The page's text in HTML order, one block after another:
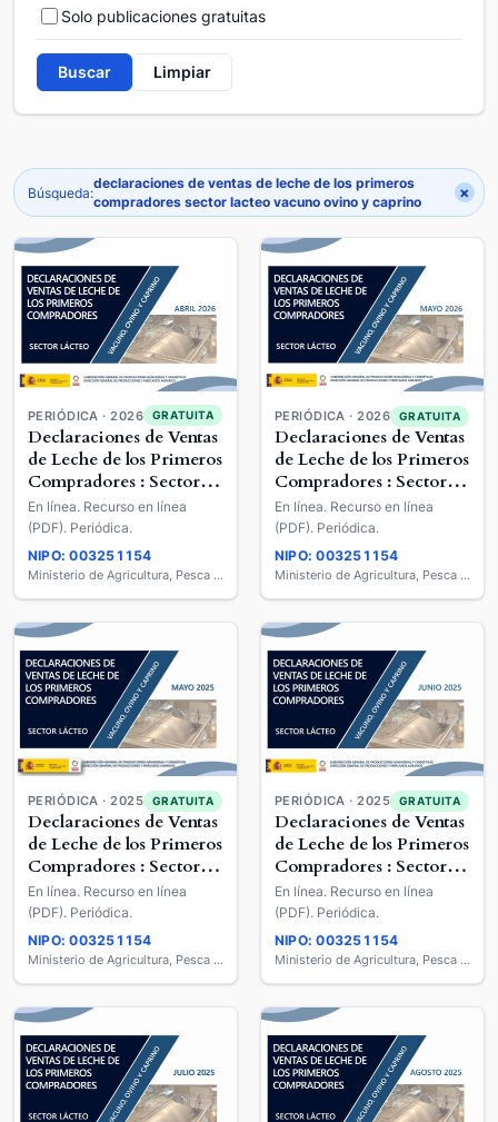
Solo publicaciones gratuitas
Buscar Limpiar
Búsqueda:
declaraciones de ventas de leche de los primeros
compradores sector lacteo vacuno ovino y caprino
×
PERIÓDICA · 2026 GRATUITA
Declaraciones de Ventas
de Leche de los Primeros
Compradores : Sector
Lácteo : Vacuno, Ovino
y Caprino
En línea. Recurso en línea
(PDF). Periódica.
NIPO: 003251154
Ministerio de Agricultura, Pesca y Alimentación
PERIÓDICA · 2026 GRATUITA
Declaraciones de Ventas
de Leche de los Primeros
Compradores : Sector
Lácteo : Vacuno, Ovino
y Caprino
En línea. Recurso en línea
(PDF). Periódica.
NIPO: 003251154
Ministerio de Agricultura, Pesca y Alimentación
PERIÓDICA · 2025 GRATUITA
Declaraciones de Ventas
de Leche de los Primeros
Compradores : Sector
Lácteo : Vacuno, Ovino
y Caprino
En línea. Recurso en línea
(PDF). Periódica.
NIPO: 003251154
Ministerio de Agricultura, Pesca y Alimentación
PERIÓDICA · 2025 GRATUITA
Declaraciones de Ventas
de Leche de los Primeros
Compradores : Sector
Lácteo : Vacuno, Ovino
y Caprino
En línea. Recurso en línea
(PDF). Periódica.
NIPO: 003251154
Ministerio de Agricultura, Pesca y Alimentación